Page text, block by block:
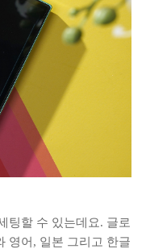
팅할 수 있는데요. 글로
영어, 일본 그리고 한글